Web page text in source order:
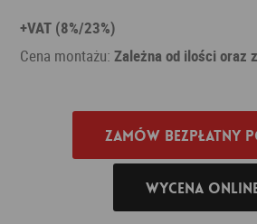
+VAT (8%/23%)
Cena montażu:Zależna od ilości oraz
Zamów bezpłatny
Wycena